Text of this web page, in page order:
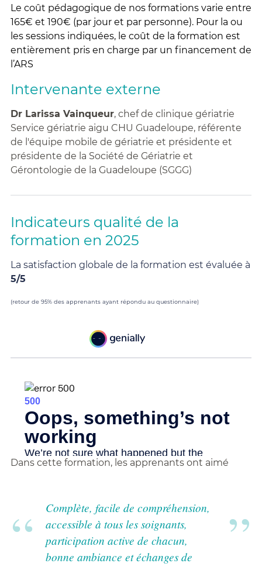
Le coût pédagogique de nos formations varie entre
165€ et 190€ (par jour et par personne). Pour la ou
les sessions indiquées, le coût de la formation est
entièrement pris en charge par un financement de
l’ARS
Intervenante externe
Dr Larissa Vainqueur, chef de clinique gériatrie
Service gériatrie aigu CHU Guadeloupe, référente
de l'équipe mobile de gériatrie et présidente et
présidente de la Société de Gériatrie et
Gérontologie de la Guadeloupe (SGGG)
Indicateurs qualité de la
formation en 2025
La satisfaction globale de la formation est évaluée à
5/5
(retour de 95% des apprenants ayant répondu au questionnaire)
Dans cette formation, les apprenants ont aimé
Complète, facile de compréhension,
accessible à tous les soignants,
participation active de chacun,
bonne ambiance et échanges de